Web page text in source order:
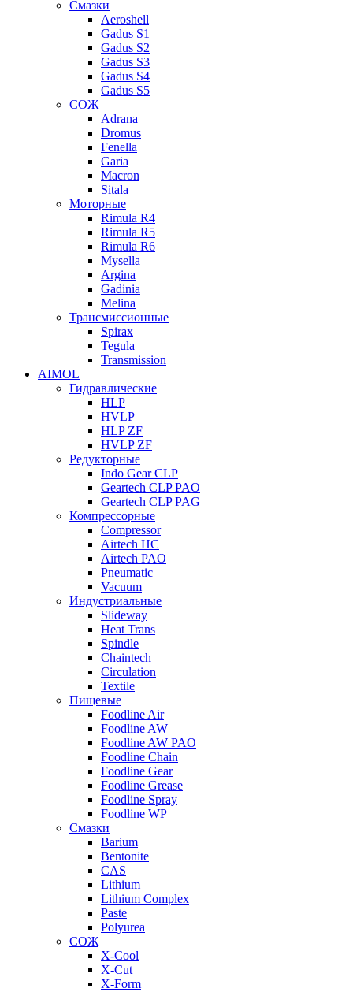
Смазки
Aeroshell
Gadus S1
Gadus S2
Gadus S3
Gadus S4
Gadus S5
СОЖ
Adrana
Dromus
Fenella
Garia
Macron
Sitala
Моторные
Rimula R4
Rimula R5
Rimula R6
Mysella
Argina
Gadinia
Melina
Трансмиссионные
Spirax
Tegula
Transmission
AIMOL
Гидравлические
HLP
HVLP
HLP ZF
HVLP ZF
Редукторные
Indo Gear CLP
Geartech CLP PAO
Geartech CLP PAG
Компрессорные
Compressor
Airtech HC
Airtech PAO
Pneumatic
Vacuum
Индустриальные
Slideway
Heat Trans
Spindle
Chaintech
Circulation
Textile
Пищевые
Foodline Air
Foodline AW
Foodline AW PAO
Foodline Chain
Foodline Gear
Foodline Grease
Foodline Spray
Foodline WP
Смазки
Barium
Bentonite
CAS
Lithium
Lithium Complex
Paste
Polyurea
СОЖ
X-Cool
X-Cut
X-Form